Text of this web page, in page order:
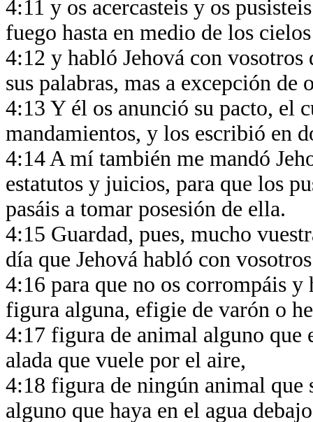
4:11 y os acercasteis y os
fuego hasta en medio de los
4:12 y habló Jehová con
sus palabras, mas a excepción
4:13 Y él os anunció su pacto, el
mandamientos, y los escribió en
4:14 A mí también me mandó
estatutos y juicios, para que los
pasáis a tomar posesión de ella.
4:15 Guardad, pues, mucho
día que Jehová habló con
4:16 para que no os corrompáis y
figura alguna, efigie de varón o
4:17 figura de animal alguno que
alada que vuele por el aire,
4:18 figura de ningún animal que
alguno que haya en el agua